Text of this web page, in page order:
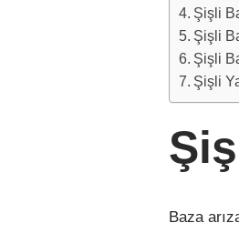
Şişli
Şişli
Şişli
Şişli
Baza